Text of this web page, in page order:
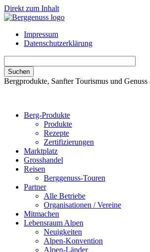
Direkt zum Inhalt
Impressum
Datenschutzerklärung
Bergprodukte, Sanfter Tourismus und Genuss
Berg-Produkte
Produkte
Rezepte
Zertifizierungen
Marktplatz
Grosshandel
Reisen
Berggenuss-Touren
Partner
Alle Betriebe
Organisationen / Vereine
Mitmachen
Lebensraum Alpen
Neuigkeiten
Alpen-Konvention
Alpen-Länder